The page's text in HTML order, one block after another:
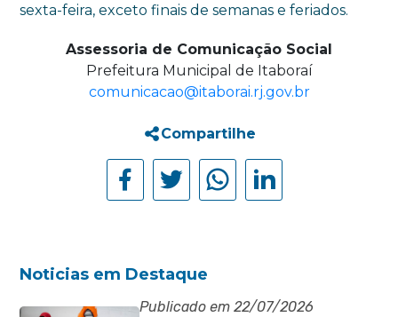
sexta-feira, exceto finais de semanas e feriados.
Assessoria de Comunicação Social
Prefeitura Municipal de Itaboraí
comunicacao@itaborai.rj.gov.br
Compartilhe
Noticias em Destaque
Publicado em 22/07/2026